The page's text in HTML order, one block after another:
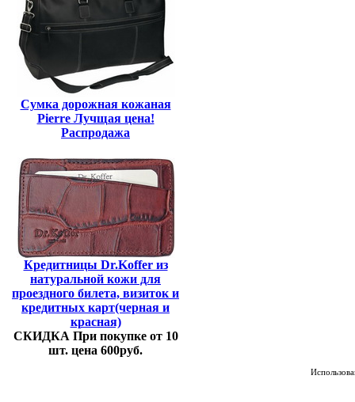
Сумка дорожная кожаная
Pierre Лучщая цена!
Распродажа
Кредитницы Dr.Koffer из
натуральной кожи для
проездного билета, визиток и
кредитных карт(черная и
красная)
СКИДКА При покупке от 10
шт. цена 600руб.